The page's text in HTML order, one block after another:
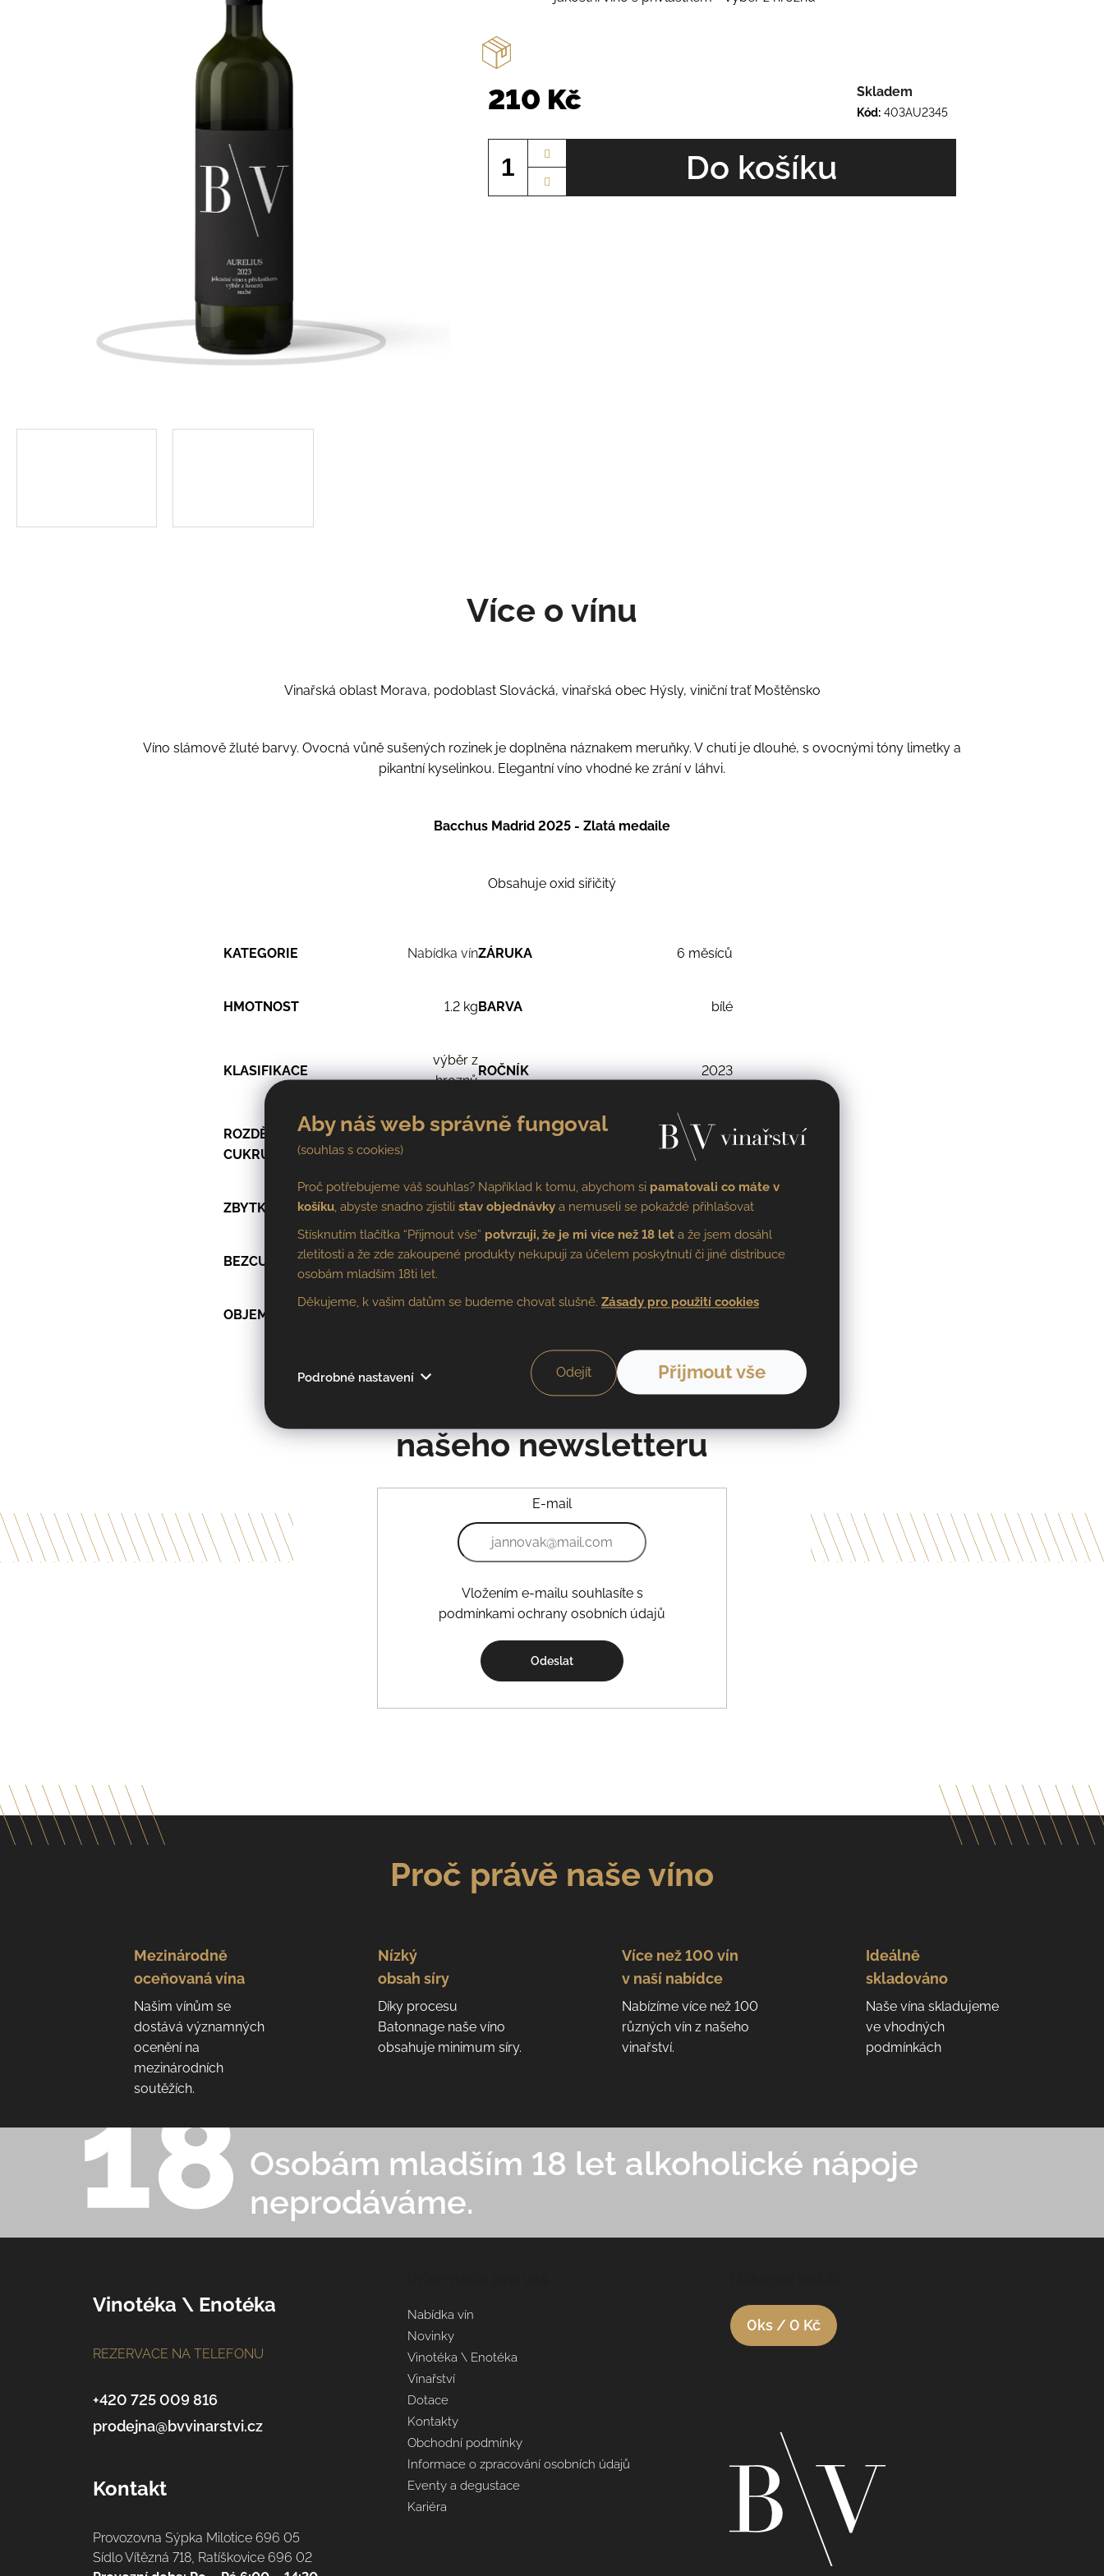
Aby náš web správně fungoval
(souhlas s cookies)
Proč potřebujeme váš souhlas? Například k tomu, abychom si pamatovali co máte v
košíku, abyste snadno zjistili stav objednávky a nemuseli se pokaždé přihlašovat
Stísknutím tlačítka “Přijmout vše” potvrzuji, že je mi více než 18 let a že jsem dosáhl
zletitosti a že zde zakoupené produkty nekupuji za účelem poskytnutí či jiné distribuce
osobám mladším 18ti let.
Děkujeme, k vašim datům se budeme chovat slušně. Zásady pro použití cookies
Podrobné nastavení Odejít Přijmout vše
210 Kč Skladem
Kód: 403AU2345
Do košíku
Více o vínu
Vinařská oblast Morava, podoblast Slovácká, vinařská obec Hýsly, viniční trať Moštěnsko
Víno slámově žluté barvy. Ovocná vůně sušených rozinek je doplněna náznakem meruňky. V chuti je dlouhé, s ovocnými tóny limetky a
pikantní kyselinkou. Elegantní víno vhodné ke zrání v láhvi.
Bacchus Madrid 2025 - Zlatá medaile
Obsahuje oxid siřičitý
KATEGORIE Nabídka vínZÁRUKA 6 měsíců
HMOTNOST 1.2 kg BARVA bílé
KLASIFIKACE
výběr z
hroznů
ROČNÍK 2023
ROZDĚLENÍ DLE ZB.
CUKRU
nerez
ZBYTKOVÝ CUKR 2,6 g/lOBSAH KYSELIN 8,1 g/l
BEZCUKERNÝ EXTRAKT 30,1 g/lALKOHOL 13%
OBJEM LAHVE
Přihlaste se k odběru
našeho newsletteru
E-mail
podmínkami ochrany osobních údajů
Odeslat
Proč právě naše víno
Mezinárodně
oceňovaná vína
Našim vínům se
dostává významných
ocenění na
mezinárodních
soutěžích.
Nízký
obsah síry
Díky procesu
Batonnage naše víno
obsahuje minimum síry.
Více než 100 vín
v naší nabídce
Nabízíme více než 100
různých vín z našeho
vinařství.
Ideálně
skladováno
Naše vína skladujeme
ve vhodných
podmínkách
Osobám mladším 18 let alkoholické nápoje
neprodáváme.
Vinotéka \ Enotéka
REZERVACE NA TELEFONU
+420 725 009 816
prodejna@bvvinarstvi.cz
Kontakt
Provozovna Sýpka Milotice 696 05
Sídlo Vítězná 718, Ratíškovice 696 02
Nabídka vín
Novinky
Vinotéka \ Enotéka
Vinařství
Dotace
Kontakty
Obchodní podmínky
Informace o zpracování osobních údajů
Eventy a degustace
Kariéra
0ks /0 Kč